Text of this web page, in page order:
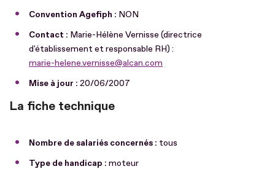
Convention Agefiph : NON
Contact : Marie-Hélène Vernisse (directrice
d'établissement et responsable RH) :
marie-helene.vernisse@alcan.com
Mise à jour : 20/06/2007
La fiche technique
Nombre de salariés concernés : tous
Type de handicap : moteur